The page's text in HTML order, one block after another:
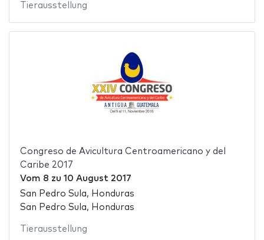
Tierausstellung
Congreso de Avicultura Centroamericano y del
Caribe 2017
Vom 8 zu 10 August 2017
San Pedro Sula, Honduras
San Pedro Sula, Honduras
Tierausstellung